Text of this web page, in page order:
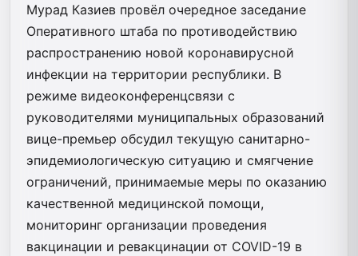
Мурад Казиев провёл очередное заседание
Оперативного штаба по противодействию
распространению новой коронавирусной
инфекции на территории республики. В
режиме видеоконференцсвязи с
руководителями муниципальных образований
вице-премьер обсудил текущую санитарно-
эпидемиологическую ситуацию и смягчение
ограничений, принимаемые меры по оказанию
качественной медицинской помощи,
мониторинг организации проведения
вакцинации и ревакцинации от COVID-19 в